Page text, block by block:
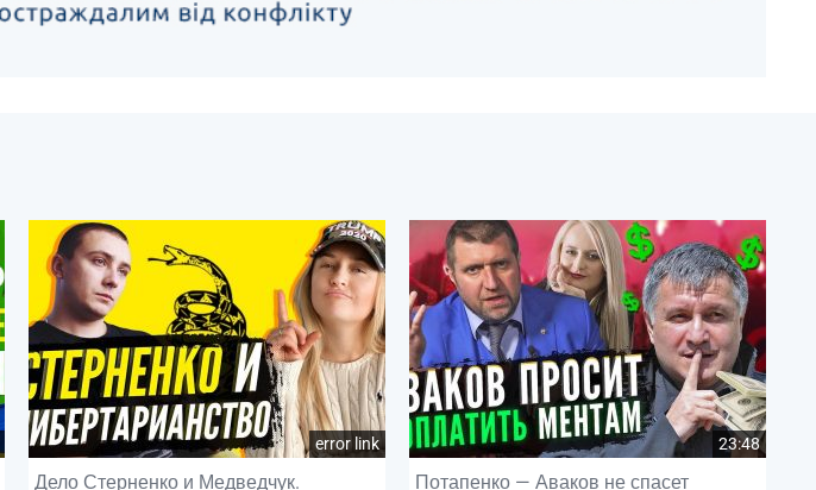
error link
Дело Стерненко и Медведчук.
23:48
Потапенко — Аваков не спасет